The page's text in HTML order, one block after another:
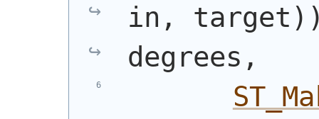
in, target )
degrees,